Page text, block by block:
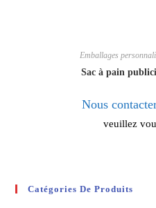
Emballages
Sac à pain
Nous
veuillez
Catégories De Produits